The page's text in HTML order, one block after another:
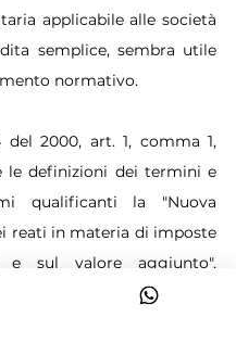
applicabile alle società
semplice, sembra utile
normativo.
del 2000, art. 1, comma 1,
le definizioni dei termini e
qualificanti la "Nuova
reati in materia di imposte
sul valore aggiunto",
alla lett. c), che "per